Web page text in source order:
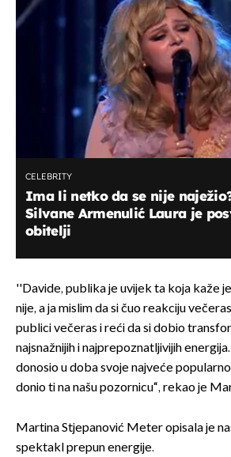
CELEBRITY
Ima li netko da se nije
Silvane Armenulić Laura je
obitelji
''Davide, publika je uvijek ta koja kaže
nije, a ja mislim da si čuo reakciju
publici večeras i reći da si dobio
najsnažnijih i najprepoznatljivijih
donosio u doba svoje najveće
donio ti na našu pozornicu“, rekao je
Martina Stjepanović Meter opisala je
spektakl prepun energije.